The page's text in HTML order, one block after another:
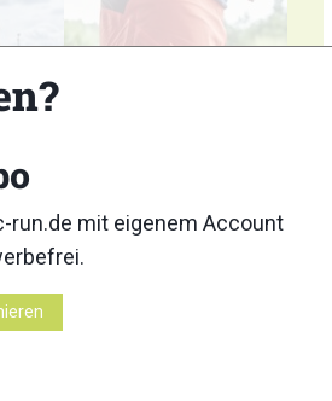
run.de mit eigenem Account